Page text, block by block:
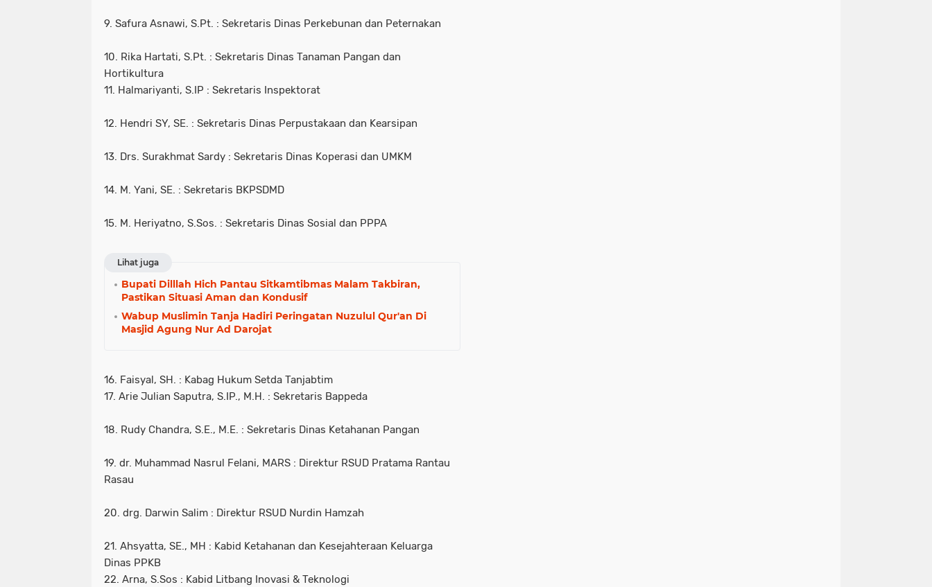
9. Safura Asnawi, S.Pt. : Sekretaris Dinas Perkebunan dan Peternakan
10. Rika Hartati, S.Pt. : Sekretaris Dinas Tanaman Pangan dan
Hortikultura
11. Halmariyanti, S.IP : Sekretaris Inspektorat
12. Hendri SY, SE. : Sekretaris Dinas Perpustakaan dan Kearsipan
13. Drs. Surakhmat Sardy : Sekretaris Dinas Koperasi dan UMKM
14. M. Yani, SE. : Sekretaris BKPSDMD
15. M. Heriyatno, S.Sos. : Sekretaris Dinas Sosial dan PPPA
Lihat juga
Bupati Dilllah Hich Pantau Sitkamtibmas Malam Takbiran,
Pastikan Situasi Aman dan Kondusif
Wabup Muslimin Tanja Hadiri Peringatan Nuzulul Qur'an Di
Masjid Agung Nur Ad Darojat
16. Faisyal, SH. : Kabag Hukum Setda Tanjabtim
17. Arie Julian Saputra, S.IP., M.H. : Sekretaris Bappeda
18. Rudy Chandra, S.E., M.E. : Sekretaris Dinas Ketahanan Pangan
19. dr. Muhammad Nasrul Felani, MARS : Direktur RSUD Pratama Rantau
Rasau
20. drg. Darwin Salim : Direktur RSUD Nurdin Hamzah
21. Ahsyatta, SE., MH : Kabid Ketahanan dan Kesejahteraan Keluarga
Dinas PPKB
22. Arna, S.Sos : Kabid Litbang Inovasi & Teknologi